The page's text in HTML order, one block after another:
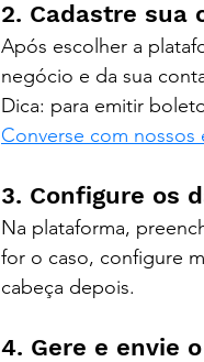
2. Cadastre sua
Após escolher a
negócio e da sua
Dica: para emitir
Converse com nossos
3. Configure os
Na plataforma,
for o caso, configure
cabeça depois.
4. Gere e envie